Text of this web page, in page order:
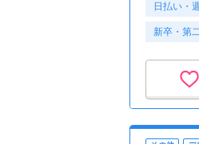
日払い・
新卒・第